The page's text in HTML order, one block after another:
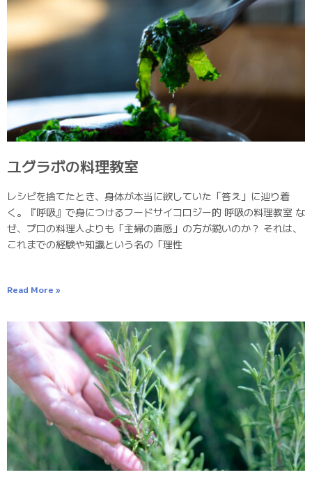
ユグラボの料理教室
レシピを捨てたとき、身体が本当に欲していた「答え」に辿り着
く。『呼吸』で身につけるフードサイコロジー的 呼吸の料理教室 な
ぜ、プロの料理人よりも「主婦の直感」の方が鋭いのか？ それは、
これまでの経験や知識という名の「理性
Read More »